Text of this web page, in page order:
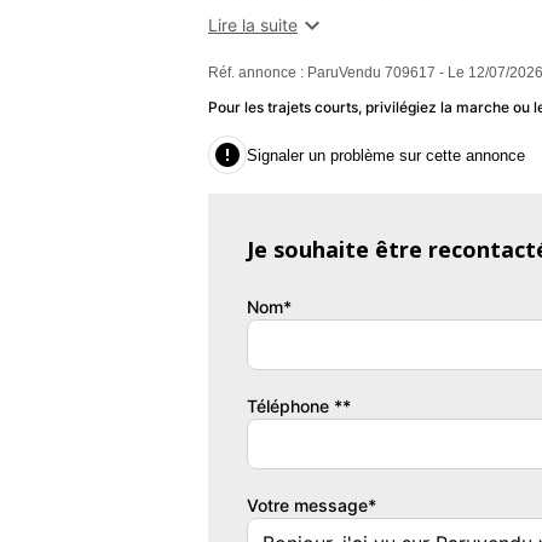
places,Banquette AR rabattable,Becquet
ECO,Commandes du système audio
couleur,Ecran tactile,ESP,Essuie-glace
d'urgence,Freinage automatique
pastel,Interface Media,Jantes Alu,Kit
somnolence
Garantie : Spoticar-Premium 12 Mois
Onyx Black pastel 95
Spoticar-Premium 12 Mois
Lire la suite 
Réf. annonce : ParuVendu 709617 - Le 12/07/
Pour les trajets courts, privilégiez la marche ou
 Signaler un problème sur cette annonce
Je souhaite être
Nom*
Téléphone **
Votre message*